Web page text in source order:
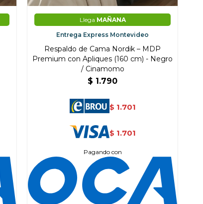
Llega MAÑANA
Entrega Express Montevideo
Respaldo de Cama Nordik – MDP
Premium con Apliques (160 cm) - Negro
/ Cinamomo
$ 1.790
$ 1.701
$ 1.701
Pagando con